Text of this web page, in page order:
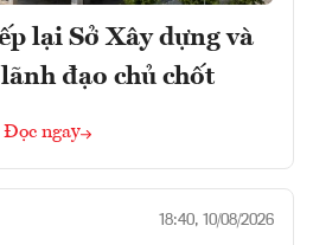
lại Sở Xây dựng và
đạo chủ chốt
Đọc ngay
18:40, 10/08/2026